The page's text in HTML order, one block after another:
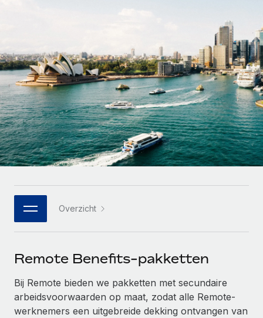
INFRASTRUCTUUR
Remote Embedded
HR naadloos in workflows integreren
Platform
Ingebouwde essentiële HR-functies voor je team
Integraties
Vraag een expert
Krijg hulp van global HR- en juridische experts
Start-ups
Flexibele global HR en payroll solutions voor groeiende
bedrijven
Mid-market
Teams uitbreiden met HR solutions op maat
Enterprise
Global HR voor grote bedrijven
WERK MET ONS SAMEN
Strategische technologiepartners
Een partner worden
Ontdek hoe je met ons kunt samenwerken
Binnenkort beschikbaar
Integraties en advies over AI-automatiseringen
Betalingscalculator voor zzp'ers
LEREN MET REMOTE
Onderzoek en gidsen
Casestudy's
HR-woordenlijst
Checklists en templates
Webinars
Newsroom
Inzicht in salaris en talent
Inzichtencentrum
Français
Deutsch
Español
Italiano
Português (Portugal)
日本語
한국어
Overzicht
Remote Benefits-pakketten
Bij Remote bieden we pakketten met secundaire
arbeidsvoorwaarden op maat, zodat alle Remote-
werknemers een uitgebreide dekking ontvangen van